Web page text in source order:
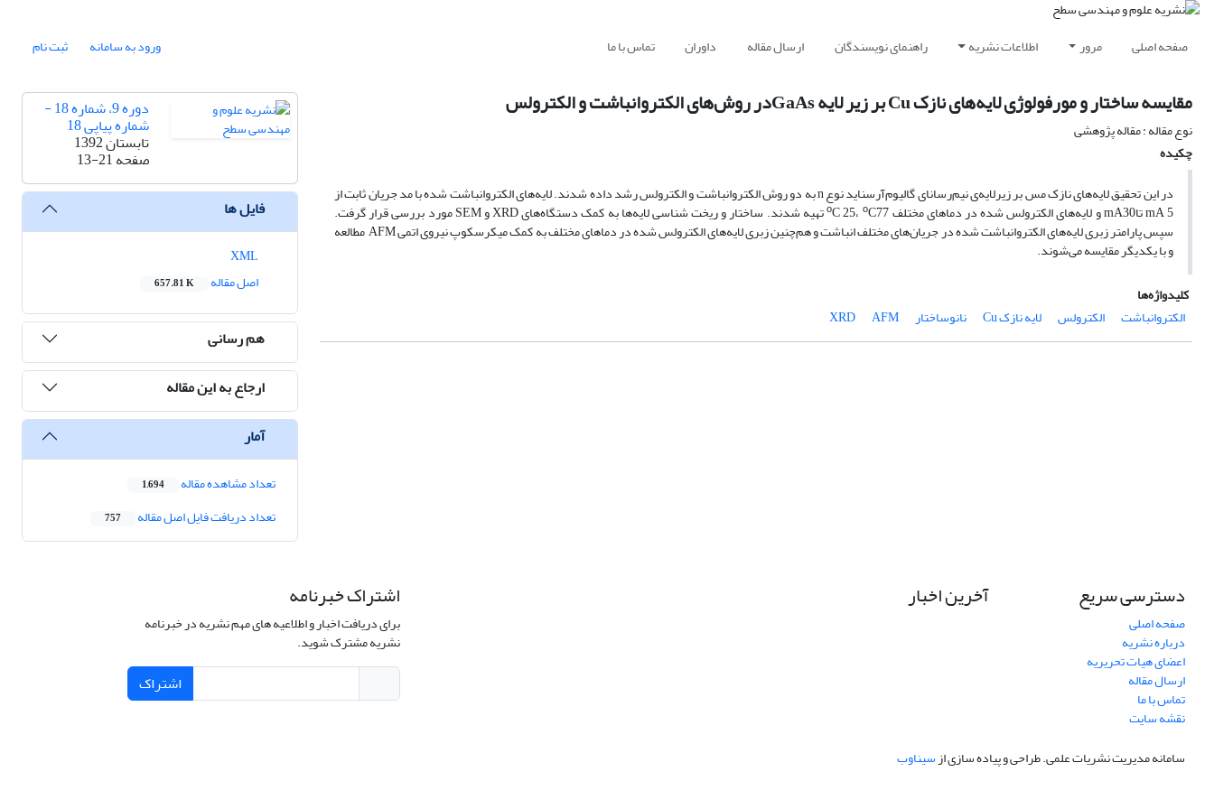
صفحه اصلی مرور اطلاعات نشریه راهنمای نویسندگان ارسال مقاله داوران تماس با ما ورود به سامانه ثبت نام
مقایسه ساختار و مورفولوژی لایه‌های نازک Cu بر زیر لایه GaAsدر روش‌های الکتروانباشت و الکترولس
نوع مقاله : مقاله پژوهشی
چکیده
در این تحقیق لایه‌های نازک مس بر زیرلایه‌ی نیم‌رسانای گالیوم‌آرسناید نوع n به دو روش الکتروانباشت و الکترولس رشد داده شدند. لایه‌های الکتروانباشت شده با مد جریان ثابت از
mA 5 تاmA30 و لایه‌های الکترولس شده در دماهای مختلف oC 25، o C77 تهیه شدند. ساختار و ریخت شناسی لایه‌ها به کمک دستگاه‌های XRD و SEM مورد بررسی قرار گرفت.
سپس پارامتر زبری لایه‌های الکتروانباشت شده در جریان‌های مختلف انباشت و هم‌چنین زبری لایه‌های الکترولس شده در دماهای مختلف به کمک میکرسکوپ نیروی اتمی AFM مطالعه
و با یکدیگر مقایسه می‌شوند.
کلیدواژه‌ها
الکتروانباشت
الکترولس لایه نازک Cu نانوساختار XRD AFM
دوره 9، شماره 18 -
شماره پیاپی 18
تابستان 1392
صفحه13-21
فایل ها
اصل مقاله
657.81 K
هم رسانی
ارجاع به این مقاله
آمار
تعداد مشاهده مقاله 1,694
تعداد دریافت فایل اصل مقاله 757
دسترسی سریع
صفحه اصلی
درباره نشریه
اعضای هیات تحریریه
ارسال مقاله
تماس با ما
نقشه سایت
آخرین اخبار اشتراک خبرنامه
برای دریافت اخبار و اطلاعیه های مهم نشریه در خبرنامه
نشریه مشترک شوید.
اشتراک
سامانه مدیریت نشریات علمی.طراحی و پیاده سازی ازسیناوب